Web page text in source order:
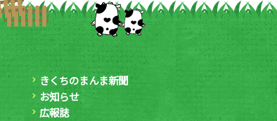
きくちのまんま新聞
お知らせ
広報誌